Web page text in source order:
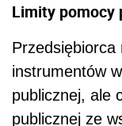
Limity pomocy
instrumentów
publicznej, ale
publicznej ze